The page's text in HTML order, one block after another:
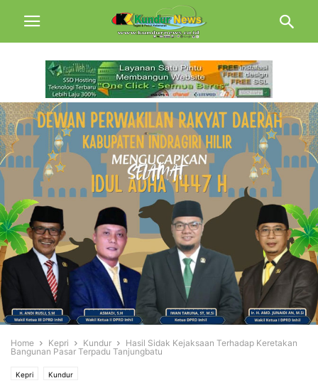
Home Kepri Kundur
Hasil Sidak Kejaksaan Terhadap Keretakan
Bangunan Pasar Terpadu Tanjungbatu
Kepri Kundur